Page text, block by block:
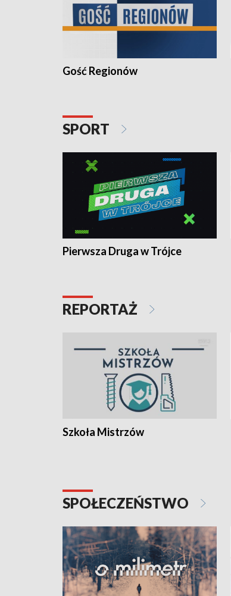
Gość Regionów
SPORT
Pierwsza Druga w Trójce
REPORTAŻ
Szkoła Mistrzów
SPOŁECZEŃSTWO